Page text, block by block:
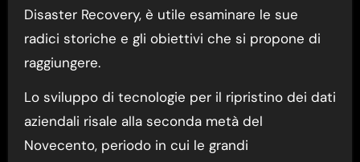
Disaster Recovery, è utile esaminare le sue
radici storiche e gli obiettivi che si propone di
raggiungere.
Lo sviluppo di tecnologie per il ripristino dei dati
aziendali risale alla seconda metà del
Novecento, periodo in cui le grandi